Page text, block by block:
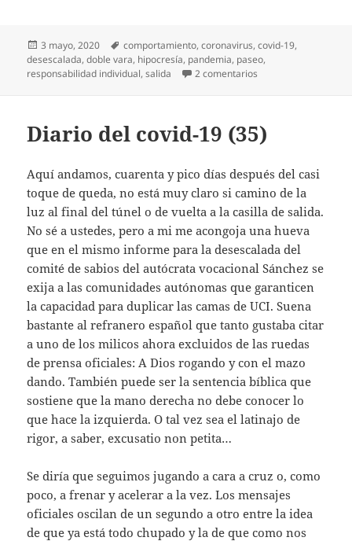
Publicado
el
3 mayo, 2020 Etiquetas
comportamiento,coronavirus,covid-19,
desescalada,doble vara, hipocresía, pandemia, paseo,
responsabilidad individual,salida 2 comentarios
Diario del covid-19 (35)
Aquí andamos, cuarenta y pico días después del casi
toque de queda, no está muy claro si camino de la
luz al final del túnel o de vuelta a la casilla de salida.
No sé a ustedes, pero a mi me acongoja una hueva
que en el mismo informe para la desescalada del
comité de sabios del autócrata vocacional Sánchez se
exija a las comunidades autónomas que garanticen
la capacidad para duplicar las camas de UCI. Suena
bastante al refranero español que tanto gustaba citar
a uno de los milicos ahora excluidos de las ruedas
de prensa oficiales: A Dios rogando y con el mazo
dando. También puede ser la sentencia bíblica que
sostiene que la mano derecha no debe conocer lo
que hace la izquierda. O tal vez sea el latinajo de
rigor, a saber, excusatio non petita…
Se diría que seguimos jugando a cara a cruz o, como
poco, a frenar y acelerar a la vez. Los mensajes
oficiales oscilan de un segundo a otro entre la idea
de que ya está todo chupado y la de que como nos